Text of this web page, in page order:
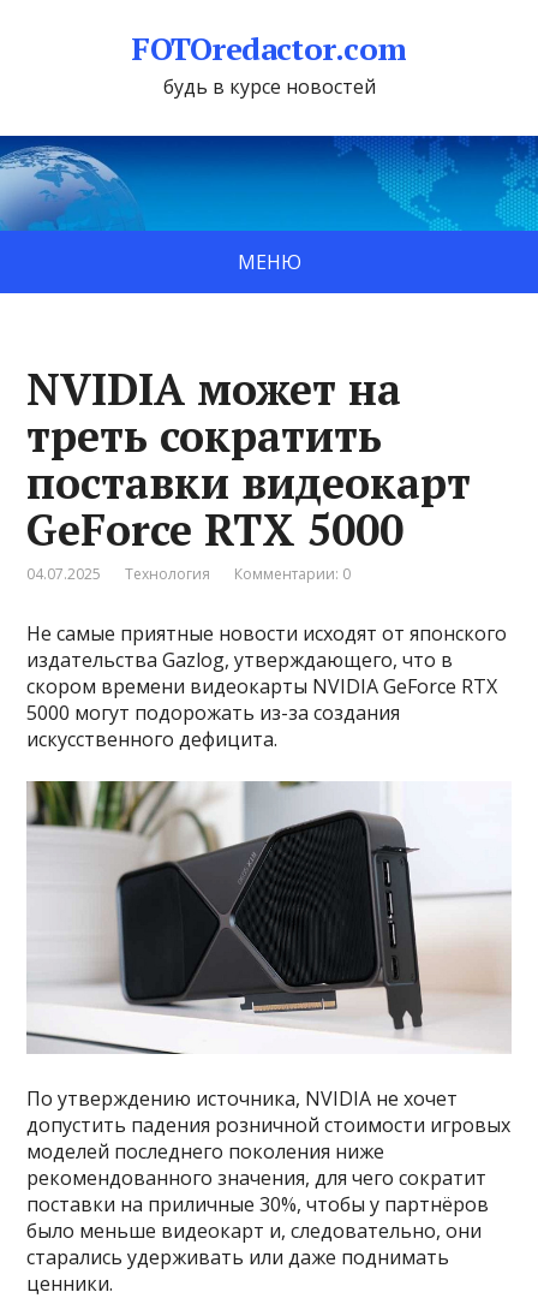
FOTOredactor.com
будь в курсе новостей
МЕНЮ
NVIDIA может на
треть сократить
поставки видеокарт
GeForce RTX 5000
04.07.2025 Технология Комментарии: 0
Не самые приятные новости исходят от японского
издательства Gazlog, утверждающего, что в
скором времени видеокарты NVIDIA GeForce RTX
5000 могут подорожать из-за создания
искусственного дефицита.
По утверждению источника, NVIDIA не хочет
допустить падения розничной стоимости игровых
моделей последнего поколения ниже
рекомендованного значения, для чего сократит
поставки на приличные 30%, чтобы у партнёров
было меньше видеокарт и, следовательно, они
старались удерживать или даже поднимать
ценники.